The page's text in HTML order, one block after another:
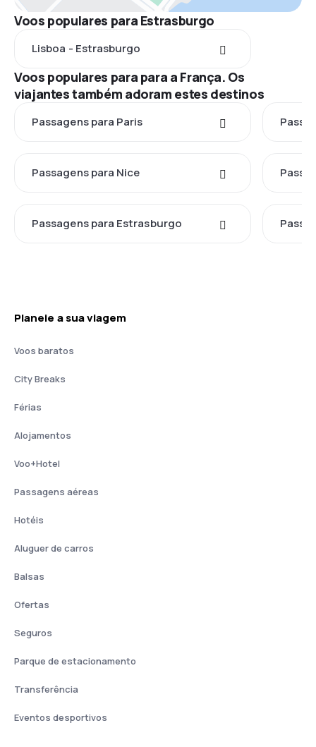
Voos populares para Estrasburgo
Lisboa - Estrasburgo
Voos populares para para a França. Os
viajantes também adoram estes destinos
Passagens para Paris
Passagens para Nice
Passagens para Estrasburgo
Planeie a sua viagem
Voos baratos
City Breaks
Férias
Alojamentos
Voo+Hotel
Passagens aéreas
Hotéis
Aluguer de carros
Balsas
Ofertas
Seguros
Parque de estacionamento
Transferência
Eventos desportivos